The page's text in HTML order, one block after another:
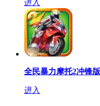
进入
全民暴力摩托2冲锋版
进入